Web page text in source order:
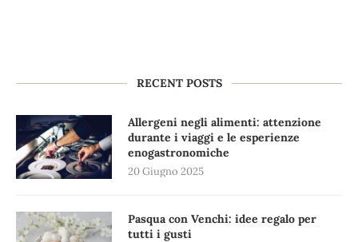
RECENT POSTS
Allergeni negli alimenti: attenzione
durante i viaggi e le esperienze
enogastronomiche
20 Giugno 2025
Pasqua con Venchi: idee regalo per
tutti i gusti